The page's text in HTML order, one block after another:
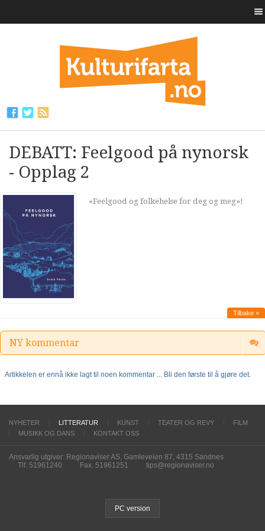
DEBATT: Feelgood på nynorsk
- Opplag 2
«Feelgood og folkehelse for deg og meg»!
Tilbake »
NY kommentar
Artikkelen er ennå ikke lagt til noen kommentar ... Bli den første til å gjøre det.
NYHETER LITTERATUR KUNST TEATER OG REVY
FILM
MUSIKK OG DANS
KONTAKT OSS
Ansvarlig utgiver: Regionaviser AS, Gamleveien 87, 4315 Sandnes
Tlf. 51961240
Fax. 51961251 tips@regionaviser.no
PC version